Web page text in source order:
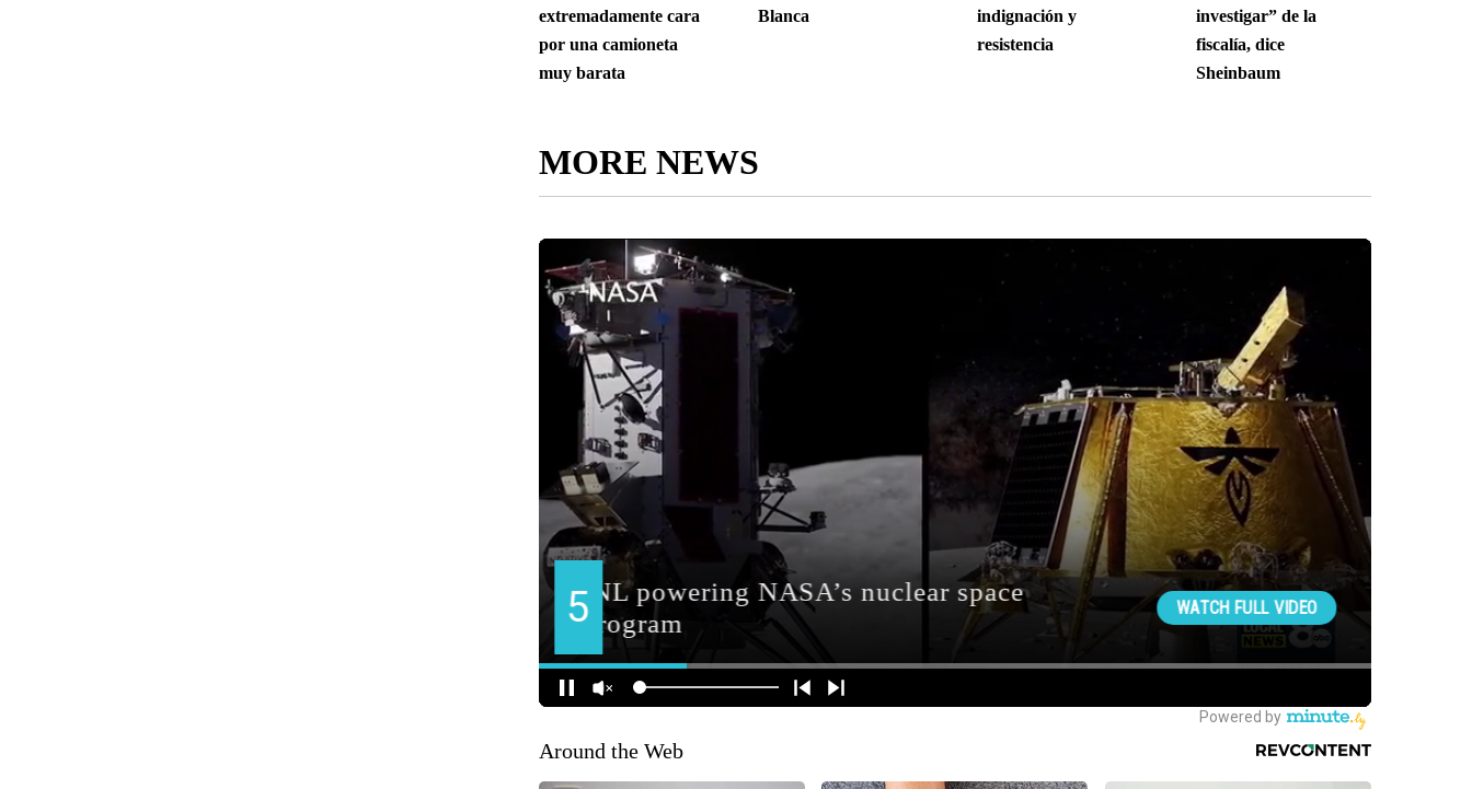
extremadamente cara
por una camioneta
muy barata
Blanca
indignación y
resistencia
investigar” de la
fiscalía, dice
Sheinbaum
MORE NEWS
Around the Web